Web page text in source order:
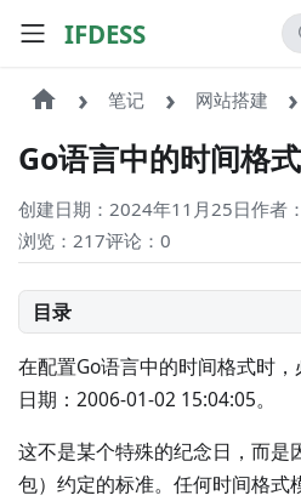
IFDESS
笔记 网站搭建
Go语言中的时间格式
创建日期：2024年11月25日作者
浏览：217评论：0
目录
在配置Go语言中的时间格式时
日期：2006-01-02 15:04:05。
这不是某个特殊的纪念日，而是
包）约定的标准。任何时间格式